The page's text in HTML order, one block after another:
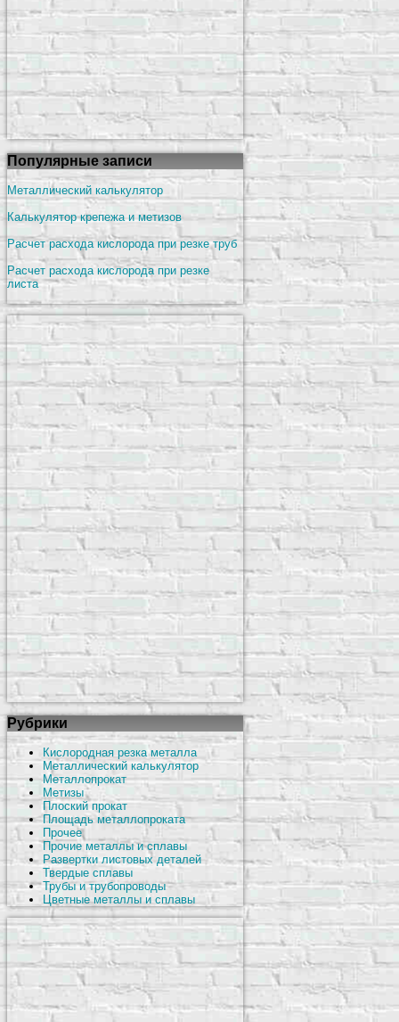
Популярные записи
Металлический калькулятор
Калькулятор крепежа и метизов
Расчет расхода кислорода при резке труб
Расчет расхода кислорода при резке
листа
Рубрики
Кислородная резка металла
Металлический калькулятор
Металлопрокат
Метизы
Плоский прокат
Площадь металлопроката
Прочее
Прочие металлы и сплавы
Развертки листовых деталей
Твердые сплавы
Трубы и трубопроводы
Цветные металлы и сплавы